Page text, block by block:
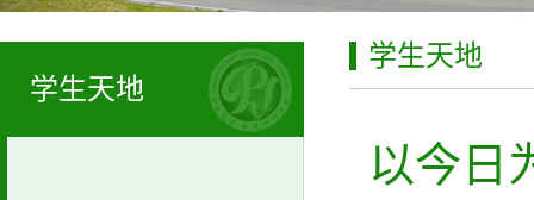
学生天地
学生天地
以今日